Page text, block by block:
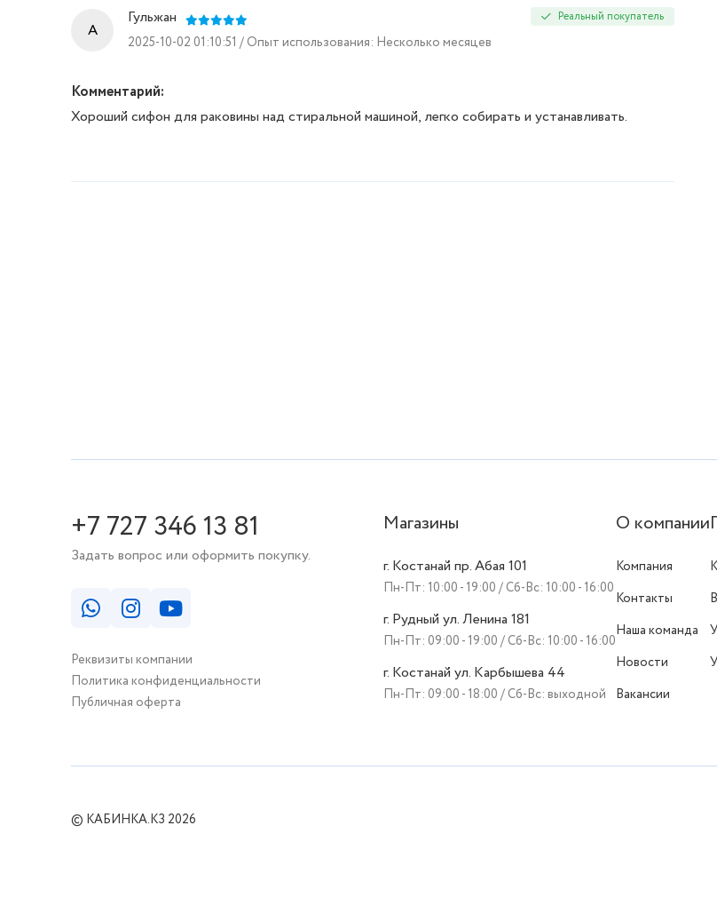
A
Гульжан
2025-10-02 01:10:51 / Опыт использования: Несколько месяцев
Реальный покупатель
Комментарий:
Хороший сифон для раковины над стиральной машиной, легко собирать и устанавливать.
+7 727 346 13 81
Задать вопрос или оформить покупку.
Реквизиты компании
Политика конфиденциальности
Публичная оферта
Магазины
г. Костанай пр. Абая 101
Пн-Пт: 10:00 - 19:00 / Сб-Вс: 10:00 - 16:00
г. Рудный ул. Ленина 181
Пн-Пт: 09:00 - 19:00 / Сб-Вс: 10:00 - 16:00
г. Костанай ул. Карбышева 44
Пн-Пт: 09:00 - 18:00 / Сб-Вс: выходной
О компании
Компания
Контакты
Наша команда
Новости
Вакансии
© КАБИНКА.КЗ 2026